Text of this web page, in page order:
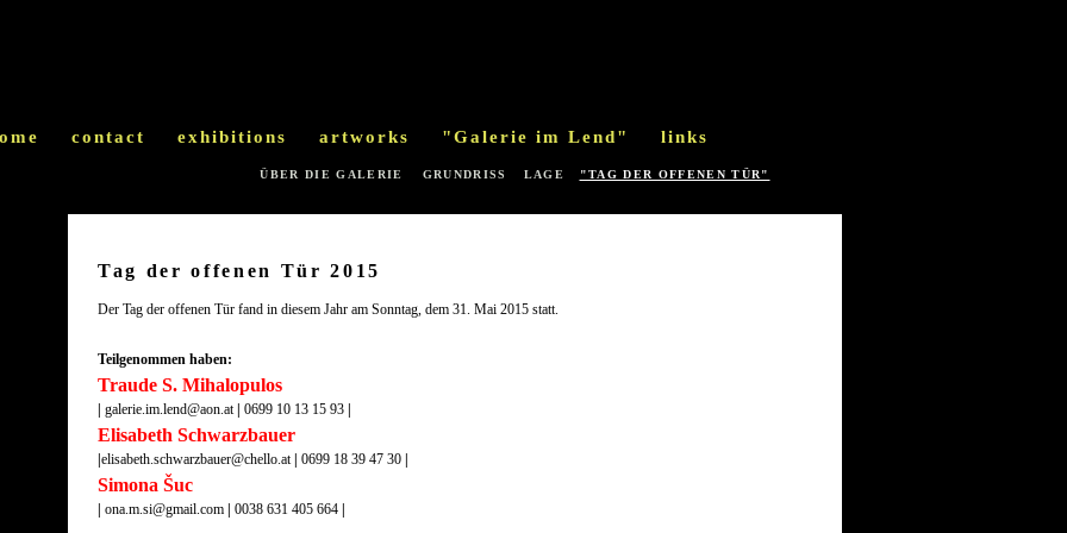
contact exhibitions artworks "Galerie im Lend" links
ÜBER DIE GALERIE GRUNDRISS LAGE "TAG DER OFFENEN TÜR"
Tag der offenen Tür 2015
Der Tag der offenen Tür fand in diesem Jahr am Sonntag, dem 31. Mai 2015 statt.
Teilgenommen haben:
Traude S. Mihalopulos
galerie.im.lend@aon.at 0699 10 13 15 93
Elisabeth Schwarzbauer
elisabeth.schwarzbauer@chello.at 0699 18 39 47 30
Simona Šuc
ona.m.si@gmail.com 0038 631 405 664